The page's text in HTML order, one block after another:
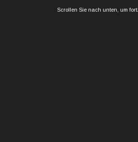
Scrollen Sie nach unten, um